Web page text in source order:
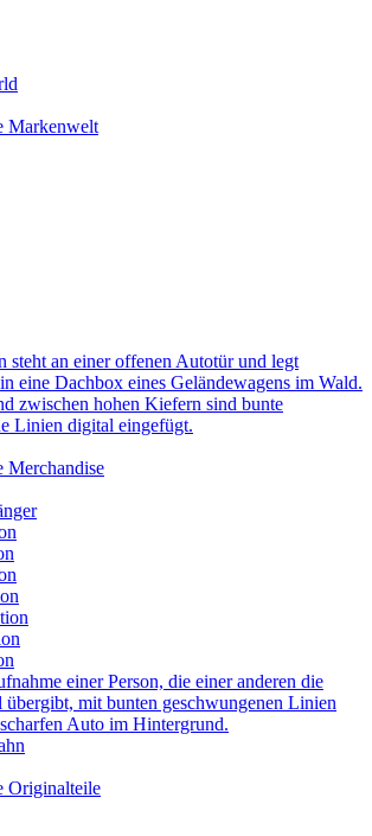
Markenwelt
Merchandise
Originalteile